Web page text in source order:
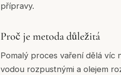
přípravy.
Proč je metoda důležitá
Pomalý proces vaření dělá víc
vodou rozpustnými a olejem